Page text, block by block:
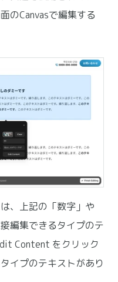
のCanvasで編集する
、上記の「数字」や
編集できるタイプのテ
Content をクリック
イプのテキストがあり